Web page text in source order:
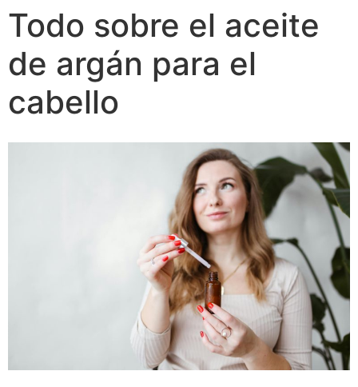
Todo sobre el aceite
de argán para el
cabello